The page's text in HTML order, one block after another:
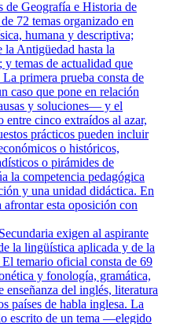
de Geografía e Historia de
72 temas organizado en
humana y descriptiva;
la Antigüedad hasta la
temas de actualidad que
primera prueba consta de
caso que pone en relación
y soluciones— y el
entre cinco extraídos al azar,
prácticos pueden incluir
o históricos,
o pirámides de
la competencia pedagógica
y una unidad didáctica. En
esta oposición con
exigen al aspirante
la lingüística aplicada y de la
temario oficial consta de 69
y fonología, gramática,
del inglés, literatura
países de habla inglesa. La
escrito de un tema —elegido